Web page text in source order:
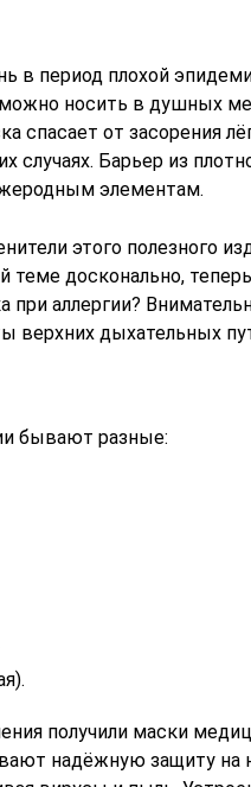
в период плохой
носить в душных
спасает от засорения
Барьер из
элементам.
этого полезного
теме досконально,
при аллергии?
верхних дыхательных
бывают разные:
получили маски
надёжную защиту на